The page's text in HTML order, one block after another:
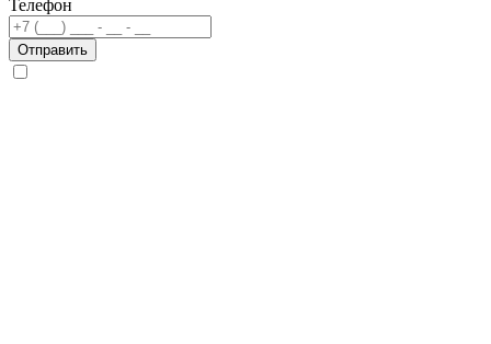
Телефон
Отправить